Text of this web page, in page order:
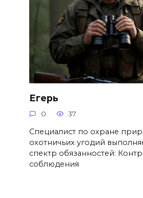
Егерь
0 37
Специалист по охране
охотничьих угодий
спектр обязанностей:
соблюдения